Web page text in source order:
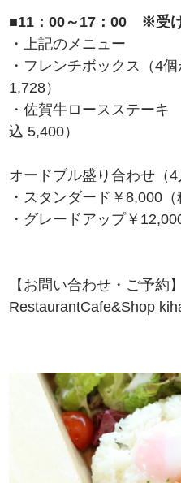
■11：00～17：00 ※受
・上記のメニュー
・フレンチボックス（4
1,728）
・佐賀牛ロースステー
込 5,400）
オードブル盛り合わせ（4
・スタンダード￥8,000（
・グレードアップ￥
【お問い合わせ・ご予約】
RestaurantCafe&Shop